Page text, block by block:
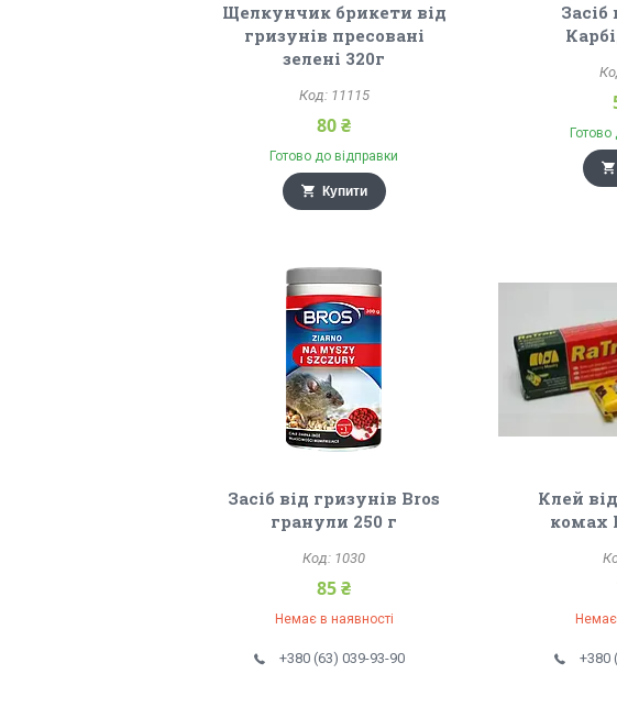
Щелкунчик брикети від
гризунів пресовані
зелені 320г
11115
80 ₴
Готово до відправки
Купити
Засіб
Готово
Засіб від гризунів Bros
гранули 250 г
1030
85 ₴
Немає в наявності
+380 (63) 039-93-90
Клей
комах
Немає
+380